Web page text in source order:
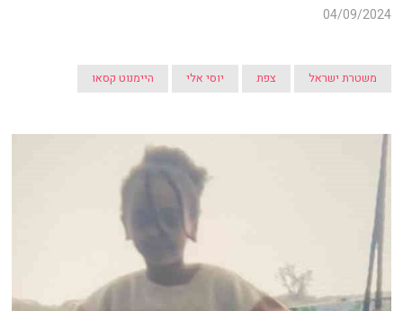
04/09/2024
משטרת ישראל צפת יוסי אלי היימנוט קסאו